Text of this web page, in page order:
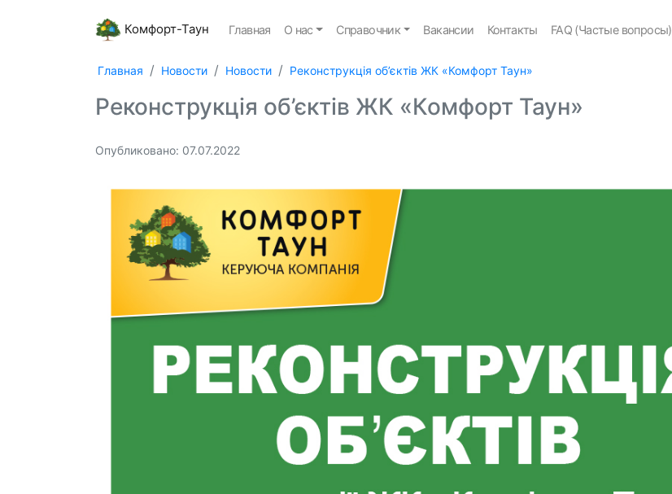
Комфорт-Таун Главная О нас Справочник Вакансии Контакты FAQ (Частые вопросы)
Главная Новости Новости Реконструкція об’єктів ЖК «Комфорт Таун»
Реконструкція об’єктів ЖК «Комфорт Таун»
Опубликовано: 07.07.2022